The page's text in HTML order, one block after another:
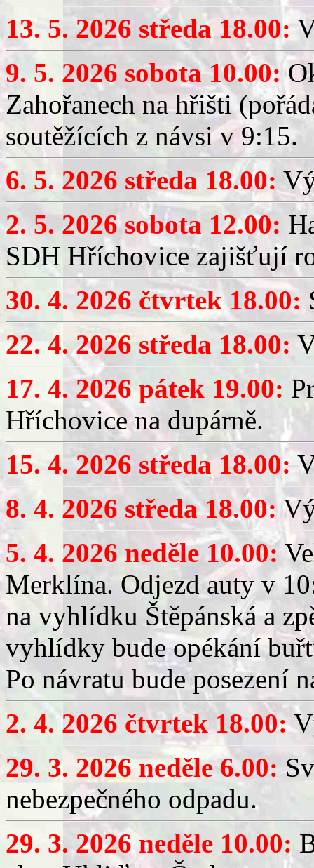
13. 5. 2026 středa 18.00:
9. 5. 2026 sobota 10.00:
Zahořanech na hřišti
soutěžících z návsi v 9:15.
6. 5. 2026 středa 18.00:
2. 5. 2026 sobota 12.00:
SDH Hříchovice zajišťují
30. 4. 2026 čtvrtek 18.00:
22. 4. 2026 středa 18.00:
17. 4. 2026 pátek 19.00:
Hříchovice na dupárně.
15. 4. 2026 středa 18.00:
8. 4. 2026 středa 18.00:
5. 4. 2026 neděle 10.00:
Merklína. Odjezd auty v
na vyhlídku Štěpánská a
vyhlídky bude opékání
Po návratu bude posezení
2. 4. 2026 čtvrtek 18.00:
29. 3. 2026 neděle 6.00:
nebezpečného odpadu.
29. 3. 2026 neděle 10.00: